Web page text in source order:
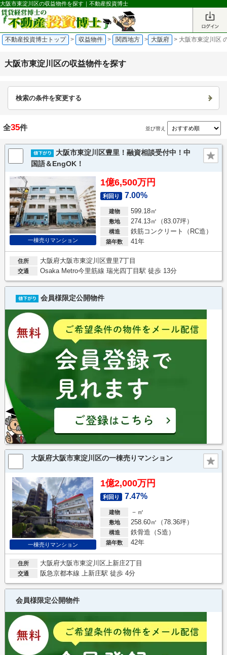
大阪市東淀川区の収益物件を探す｜不動産投資博士
不動産投資博士トップ > 収益物件 > 関西地方 > 大阪府 > 大阪市東淀川区
大阪市東淀川区の収益物件を探す
検索の条件を変更する
全35件 並び替え
大阪市東淀川区豊里！融資相談受付中！中
国語＆EngOK！
一棟売りマンション
1億6,500万円
利回り 7.00%
建物 599.18㎡
敷地 274.13㎡（83.07坪）
構造 鉄筋コンクリート（RC造）
築年数 41年
住所 大阪府大阪市東淀川区豊里7丁目
交通 Osaka Metro今里筋線 瑞光四丁目駅 徒歩 13分
会員様限定公開物件
大阪府大阪市東淀川区の一棟売りマンション
一棟売りマンション
1億2,000万円
利回り 7.47%
建物 －㎡
敷地 258.60㎡（78.36坪）
構造 鉄骨造（S造）
築年数 42年
住所 大阪府大阪市東淀川区上新庄2丁目
交通 阪急京都本線 上新庄駅 徒歩 4分
会員様限定公開物件